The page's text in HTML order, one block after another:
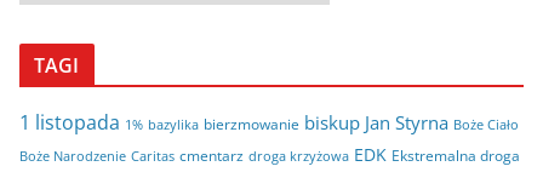
c
w
a
TAGI
1 listopada 1% bazylika bierzmowanie biskup Jan Styrna Boże Ciało
Boże Narodzenie Caritas cmentarz droga krzyżowa EDK Ekstremalna droga